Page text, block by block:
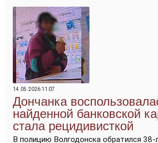
14.05.2026 11:07
Дончанка
найденной банковской
стала рецидивисткой
В полицию Волгодонска обратился